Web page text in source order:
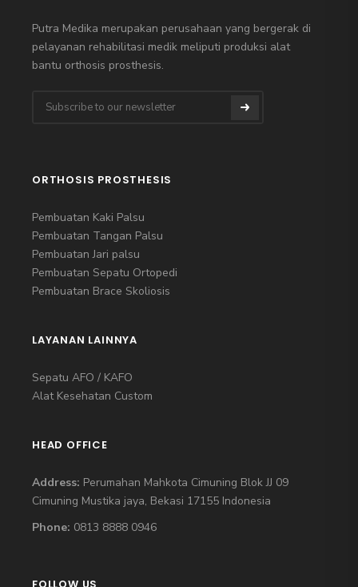
Putra Medika merupakan perusahaan yang bergerak di
pelayanan rehabilitasi medik meliputi produksi alat
bantu orthosis prosthesis.
ORTHOSIS PROSTHESIS
Pembuatan Kaki Palsu
Pembuatan Tangan Palsu
Pembuatan Jari palsu
Pembuatan Sepatu Ortopedi
Pembuatan Brace Skoliosis
LAYANAN LAINNYA
Sepatu AFO / KAFO
Alat Kesehatan Custom
HEAD OFFICE
Address: Perumahan Mahkota Cimuning Blok JJ 09
Cimuning Mustika jaya, Bekasi 17155 Indonesia
Phone: 0813 8888 0946